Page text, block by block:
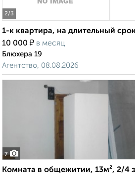
2/3
1-к квартира, на длительный
10 000 ₽ в месяц
Блюхера 19
Агентство, 08.08.2026
7
Комната в общежитии, 13м², 2/4